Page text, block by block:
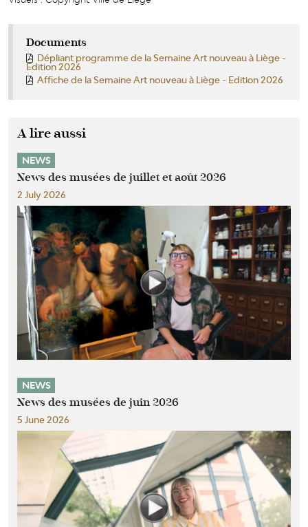
Documents
Dépliant programme de la Semaine Art nouveau à Liège -
Edition 2026
Affiche de la Semaine Art nouveau à Liège - Edition 2026
A lire aussi
NEWS
News des musées de juillet et août 2026
2 July 2026
NEWS
News des musées de juin 2026
5 June 2026